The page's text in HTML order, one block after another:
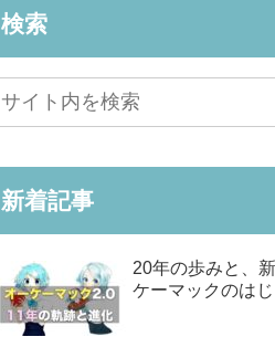
検索
新着記事
20年の歩みと、
ケーマックのはじ